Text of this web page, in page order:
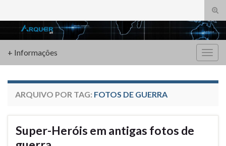
de
Search for:
+ Informações
ARQUIVO POR TAG: FOTOS DE GUERRA
Super-Heróis em antigas fotos de